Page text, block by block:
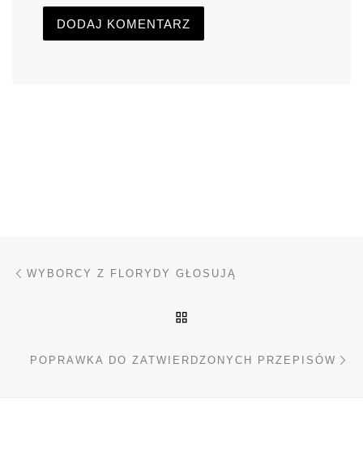
Nawigacja wpisu
WYBORCY Z FLORYDY GŁOSUJĄ
POPRAWKA DO ZATWIERDZONYCH PRZEPISÓW